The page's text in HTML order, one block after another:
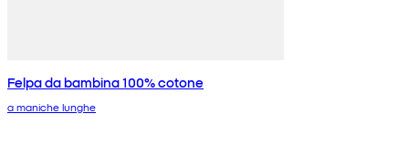
Felpa da bambina 100% cotone
a maniche lunghe